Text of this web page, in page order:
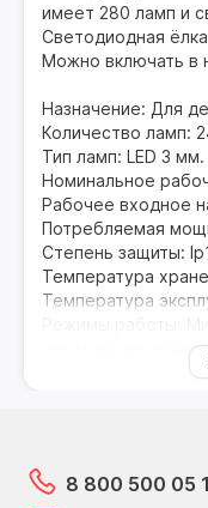
имеет 280 ламп и
Светодиодная
Можно включать в
Назначение: Для
Количество ламп:
Тип ламп: LED 3 мм.
Номинальное
Рабочее входное
Потребляемая
Степень защиты:
Температура
Температура
(постоянное
8 800 500 05